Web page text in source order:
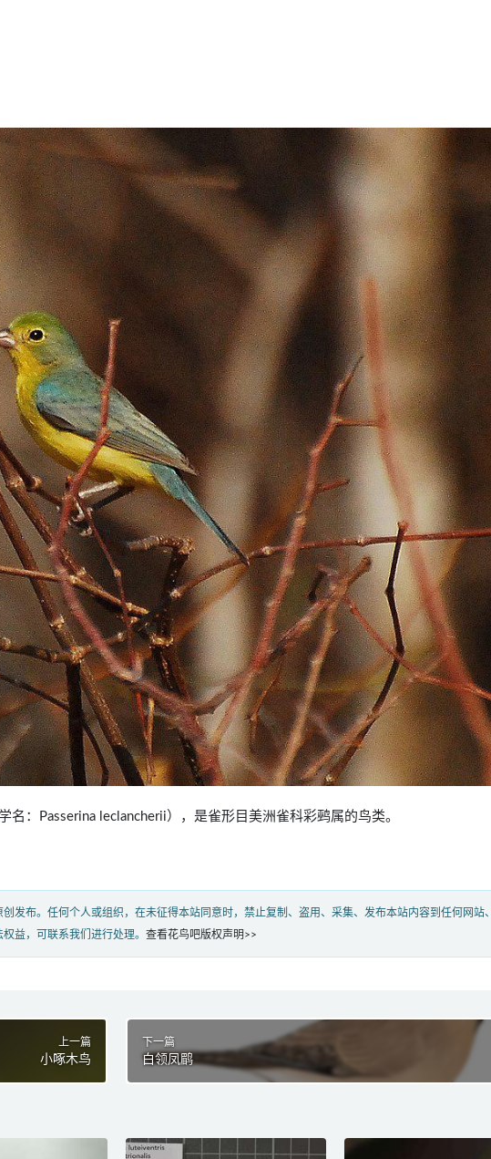
：Passerina leclancherii），是雀形目美洲雀科彩鹀属的鸟类。
发布。任何个人或组织，在未征得本站同意时，禁止复制、盗用、采集、发布本站内容到任何网站
益，可联系我们进行处理。 查看花鸟吧版权声明>>
上一篇
小啄木鸟
下一篇
白领凤鹛